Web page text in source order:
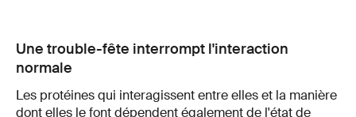
Une trouble-fête interrompt l'interaction
normale
Les protéines qui interagissent entre elles et la manière
dont elles le font dépendent également de l'état de